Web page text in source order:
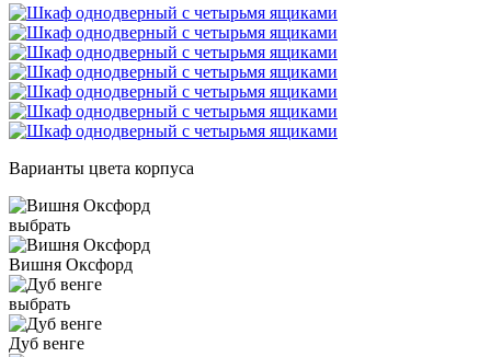
Варианты цвета корпуса
выбрать
Вишня Оксфорд
выбрать
Дуб венге